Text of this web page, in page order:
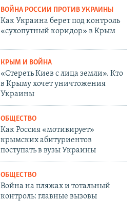
ВОЙНА РОССИИ ПРОТИВ УКРАИНЫ
Как Украина берет под контроль
«сухопутный коридор» в Крым
КРЫМ И ВОЙНА
«Стереть Киев с лица земли». Кто
в Крыму хочет уничтожения
Украины
ОБЩЕСТВО
Как Россия «мотивирует»
крымских абитуриентов
поступать в вузы Украины
ОБЩЕСТВО
Война на пляжах и тотальный
контроль: главные вызовы